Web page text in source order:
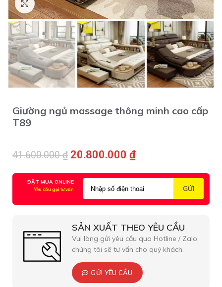
Click to enlarge
Giường ngủ massage thông minh cao cấp
T89
41.600.000₫ 20.800.000 ₫
ĐẶT MUA ONLINE
Yêu cầu gọi tư vấn
SẢN XUẤT THEO YÊU CẦU
Vui lòng gửi yêu cầu qua Hotline / Zalo,
chúng tôi sẽ tư vấn cho quý khách.
GỬI YÊU CẦU